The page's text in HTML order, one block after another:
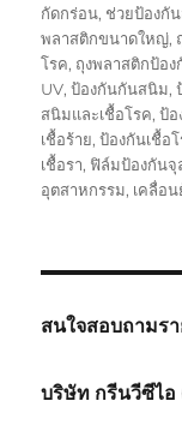
กัดกร่อน, ช่วยป้องกั
พลาสติกขนาดใหญ่,
โรค, ถุงพลาสติกป้อง
UV,ป้องกันกันสนิม,
สนิมและเชื้อโรค,ป้อ
เชื้อร้าย,ป้องกันเชื้อ
เชื้อรา, ฟิล์มป้องกัน
อุตสาหกรรม, เคลื่อ
สนใจสอบถามรา
บริษัท กรีนวีซีไอ